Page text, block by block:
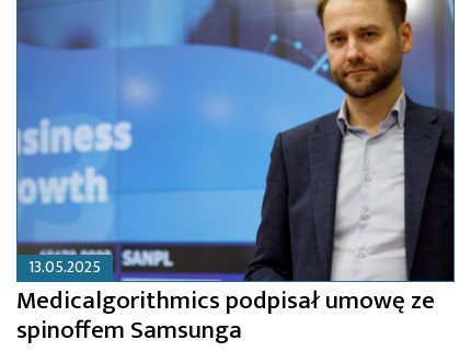
13.05.2025
Medicalgorithmics podpisał umowę ze
spinoffem Samsunga